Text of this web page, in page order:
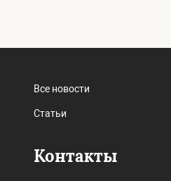
Все новости
Статьи
Контакты